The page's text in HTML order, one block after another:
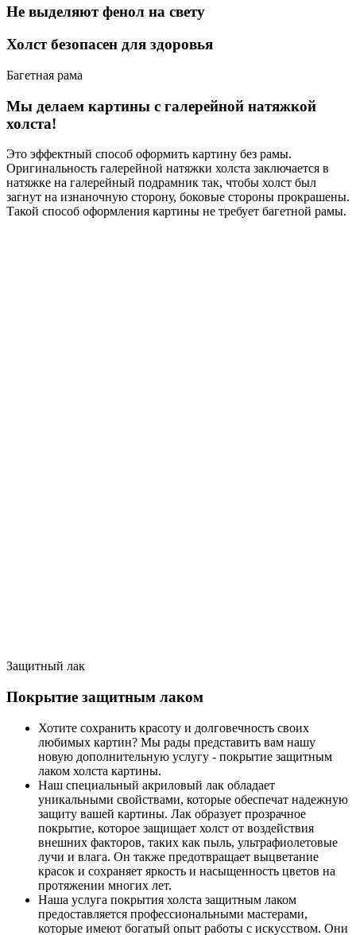
Не выделяют фенол на свету
Холст безопасен для здоровья
Багетная рама
Мы делаем картины с галерейной натяжкой
холста!
Это эффектный способ оформить картину без рамы.
Оригинальность галерейной натяжки холста заключается в
натяжке на галерейный подрамник так, чтобы холст был
загнут на изнаночную сторону, боковые стороны прокрашены.
Такой способ оформления картины не требует багетной рамы.
Защитный лак
Покрытие защитным лаком
Хотите сохранить красоту и долговечность своих
любимых картин? Мы рады представить вам нашу
новую дополнительную услугу - покрытие защитным
лаком холста картины.
Наш специальный акриловый лак обладает
уникальными свойствами, которые обеспечат надежную
защиту вашей картины. Лак образует прозрачное
покрытие, которое защищает холст от воздействия
внешних факторов, таких как пыль, ультрафиолетовые
лучи и влага. Он также предотвращает выцветание
красок и сохраняет яркость и насыщенность цветов на
протяжении многих лет.
Наша услуга покрытия холста защитным лаком
предоставляется профессиональными мастерами,
которые имеют богатый опыт работы с искусством. Они